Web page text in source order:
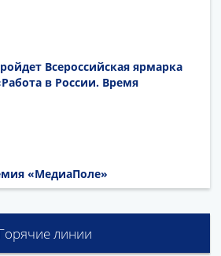
Всероссийская ярмарка
в России. Время
«МедиаПоле»
линии